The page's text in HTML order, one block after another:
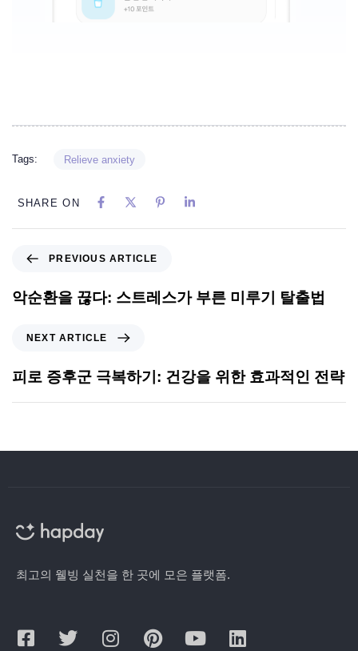
Tags: Relieve anxiety
SHARE ON
PREVIOUS ARTICLE
악순환을 끊다: 스트레스가 부른 미루기 탈출법
NEXT ARTICLE
피로 증후군 극복하기: 건강을 위한 효과적인 전략
최고의 웰빙 실천을 한 곳에 모은 플랫폼.